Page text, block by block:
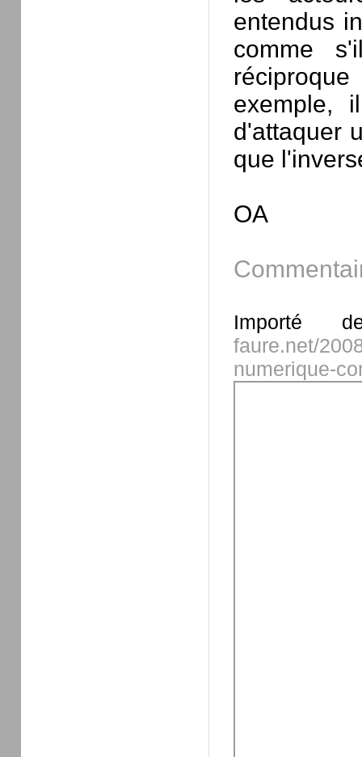
entendus
comme
exemple,
d'attaquer
que
OA
Importé
faure.net/
numerique-